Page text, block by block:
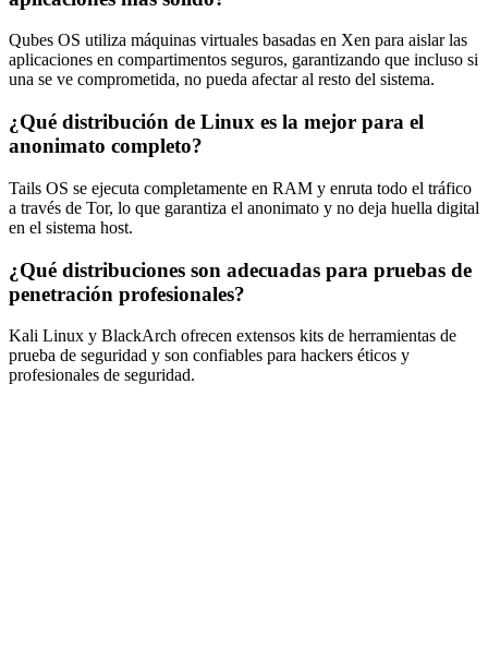
Qubes OS utiliza máquinas virtuales basadas en Xen para aislar las
aplicaciones en compartimentos seguros, garantizando que incluso si
una se ve comprometida, no pueda afectar al resto del sistema.
¿Qué distribución de Linux es la mejor para el
anonimato completo?
Tails OS se ejecuta completamente en RAM y enruta todo el tráfico
a través de Tor, lo que garantiza el anonimato y no deja huella digital
en el sistema host.
¿Qué distribuciones son adecuadas para pruebas de
penetración profesionales?
Kali Linux y BlackArch ofrecen extensos kits de herramientas de
prueba de seguridad y son confiables para hackers éticos y
profesionales de seguridad.